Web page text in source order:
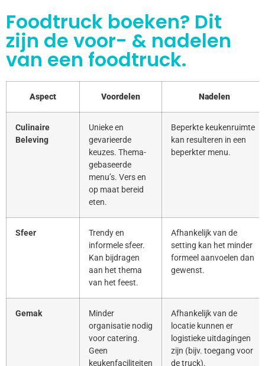
Foodtruck boeken? Dit
zijn de voor- & nadelen
van een foodtruck.
Aspect Voordelen Nadelen
Culinaire
Beleving
Unieke en
gevarieerde
keuzes. Thema-
gebaseerde
menu’s. Vers en
op maat bereid
eten.
Beperkte keukenruimte
kan resulteren in een
beperkter menu.
Sfeer
Trendy en
informele sfeer.
Kan bijdragen
aan het thema
van het feest.
Afhankelijk van de
setting kan het minder
formeel aanvoelen dan
gewenst.
Gemak
Minder
organisatie nodig
voor catering.
Geen
keukenfaciliteiten
Afhankelijk van de
locatie kunnen er
logistieke uitdagingen
zijn (bijv. toegang voor
de truck).